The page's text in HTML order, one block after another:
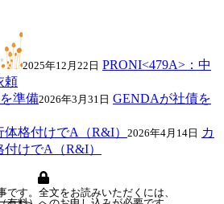
2025年12月22日 PRONI<479A>：中
頼
2026年3月31日 GENDAが社債を
2026年4月14日 カ
けでA（R&I）
です。全文をお読みいただくには、